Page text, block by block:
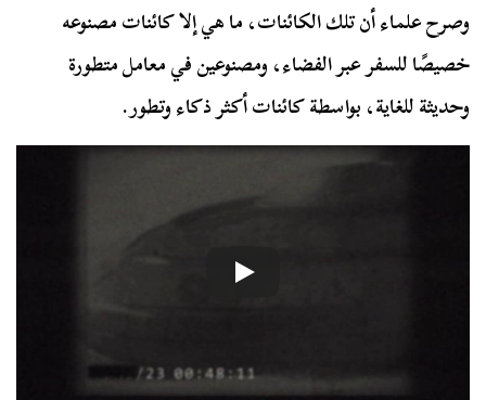
وصرح علماء أن تلك الكائنات، ما هي إلا كائنات مصنوعه
خصيصًا للسفر عبر الفضاء، ومصنوعين في معامل متطورة
وحديثة للغاية، بواسطة كائنات أكثر ذكاء وتطور.